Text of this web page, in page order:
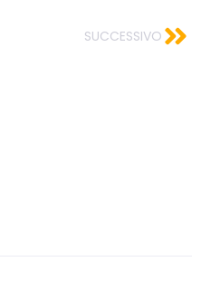
SUCCESSIVO